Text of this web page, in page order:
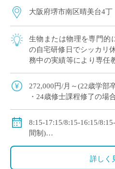
大阪府堺市南区晴美台4丁
生物または物理を専門的
の自宅研修日でシッカリ
務中の実績等により専任
272,000円/月～(22歳学部
・24歳修士課程修了の場
◇賞与：有(過去実績：年
◇保険：私学共済、雇用
8:15-17:15/8:15-16:15/
間制)
◇休日：日曜日、祝日、
詳しく